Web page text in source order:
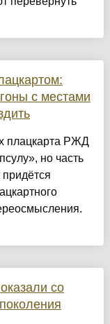
с местами
плацкарта РЖД
но часть
со